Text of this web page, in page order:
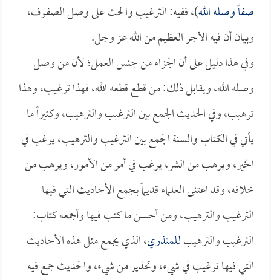
صفاً وصله الله)، ففيه: الترغيب والحث على وصل الصفوف،
وبيان أن فيه الأجر العظيم من الله عز وجل.
وفي هذا دليل على أن الجزاء من جنس العمل؛ لأن من وصل
وصله الله، ويقابل ذلك: من قطع قطعه الله، فهذا ترغيب، وهذا
ترهيب، وفي الحديث الجمع بين الترغيب والترهيب، وكثيراً ما
يأتي في الكتاب والسنة الجمع بين الترغيب والترهيب، يرغب في
الخير، ويرهب من الشر، يرغب في أمر من الأمور، ويرهب من
خلافه، وقد اعتنى العلماء قديماً بجمع الأحاديث التي فيها
الترغيب والترهيب، ومن أحسن ما كتب فيها وأجمعه كتاب:
الترغيب والترهيبللمنذري، الذي يجمع مثل هذه الأحاديث
التي فيها ترغيب في شيء، وتحذير من شيء، والحديث جمع فيه